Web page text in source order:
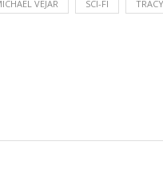
VEJAR SCI-FI